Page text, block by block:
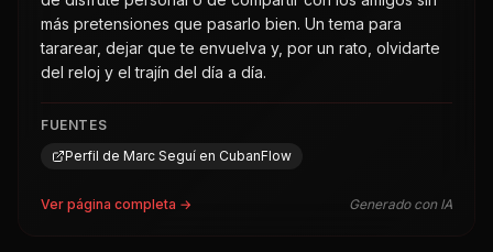
más pretensiones que pasarlo bien. Un tema para
tararear, dejar que te envuelva y, por un rato, olvidarte
del reloj y el trajín del día a día.
FUENTES
Perfil de Marc Seguí en CubanFlow
Ver página completa → Generado con IA